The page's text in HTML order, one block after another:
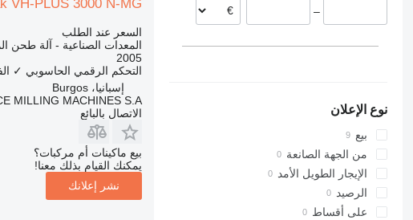
ألمانيا
–
نوع الإعلان
بيع
من الجهة الصانعة
الإيجار الطويل الأمد
الرصيد
على أقساط
VH-PLUS 3000 N-MG
السعر عند الطلب
المعدات الصناعية - آلة طحن
2005
التحكم الرقمي الحاسوبي ✓
إسبانيا، Burgos
MILLING MACHINES S.A.
الاتصال بالبائع
بيع ماكينات أم مركبات؟
يمكنك القيام بذلك معنا!
نشر إعلانك